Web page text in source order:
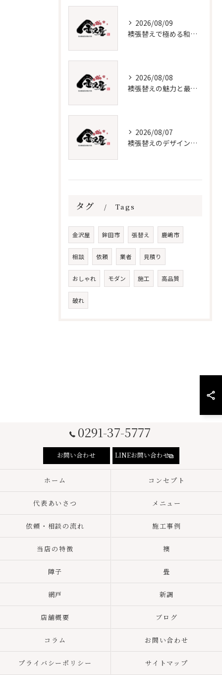
2026/08/09
襖張替えで極める和室インテリア術
2026/08/08
襖張替えの魅力と最新デザイン技術
2026/08/07
襖張替えのデザインと価格徹底解説
タグ Tags
金沢屋 鉾田市 張替え 鹿嶋市
相談 依頼 業者 見積り
おしゃれ モダン 施工 高品質
破れ
0291-37-5777
お問い合わせ LINEお問い合わせ
ホーム コンセプト
代表あいさつ メニュー
依頼・相談の流れ 施工事例
当店の特徴 襖
障子 畳
網戸 新調
店舗概要 ブログ
コラム お問い合わせ
プライバシーポリシー サイトマップ